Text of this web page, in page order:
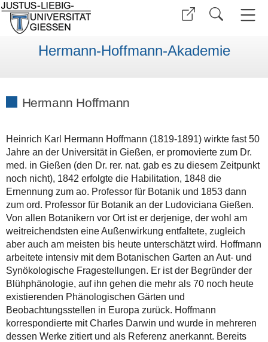
Hermann-Hoffmann-Akademie
Hermann Hoffmann
Heinrich Karl Hermann Hoffmann (1819-1891) wirkte fast 50
Jahre an der Universität in Gießen, er promovierte zum Dr.
med. in Gießen (den Dr. rer. nat. gab es zu diesem Zeitpunkt
noch nicht), 1842 erfolgte die Habilitation, 1848 die
Ernennung zum ao. Professor für Botanik und 1853 dann
zum ord. Professor für Botanik an der Ludoviciana Gießen.
Von allen Botanikern vor Ort ist er derjenige, der wohl am
weitreichendsten eine Außenwirkung entfaltete, zugleich
aber auch am meisten bis heute unterschätzt wird. Hoffmann
arbeitete intensiv mit dem Botanischen Garten an Aut- und
Synökologische Fragestellungen. Er ist der Begründer der
Blühphänologie, auf ihn gehen die mehr als 70 noch heute
existierenden Phänologischen Gärten und
Beobachtungsstellen in Europa zurück. Hoffmann
korrespondierte mit Charles Darwin und wurde in mehreren
dessen Werke zitiert und als Referenz anerkannt. Bereits